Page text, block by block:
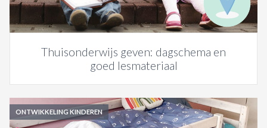
ACTIES & KORTING
Thuisonderwijs geven: dagschema en
goed lesmateriaal
ONTWIKKELING KINDEREN